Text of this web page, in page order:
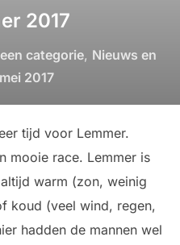
2017
categorie, Nieuws en
2017
tijd voor Lemmer.
mooie race. Lemmer is
warm (zon, weinig
koud (veel wind, regen,
hadden de mannen wel